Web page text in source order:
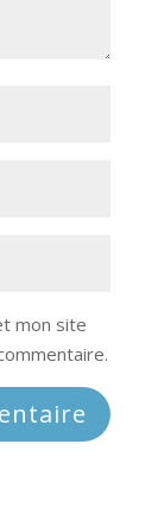
mon site